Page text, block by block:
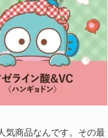
気商品なんです。その最